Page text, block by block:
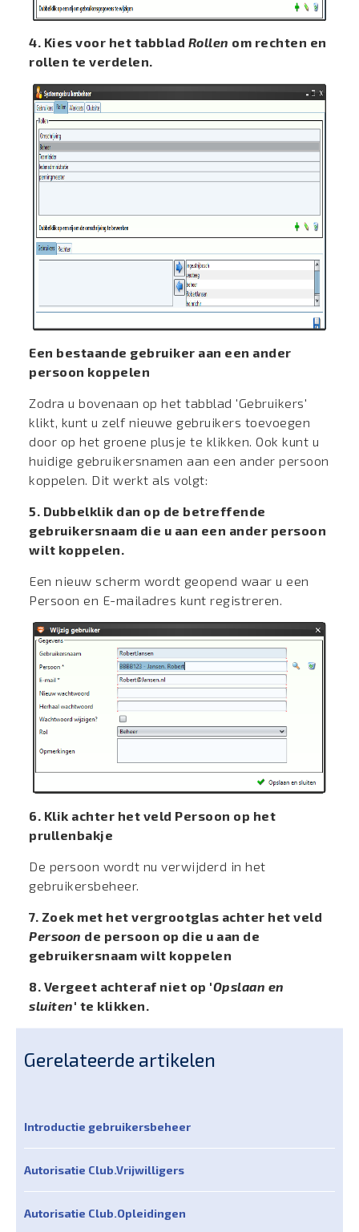
4. Kies voor het tabblad Rollen om rechten en
rollen te verdelen.
Een bestaande gebruiker aan een ander
persoon koppelen
Zodra u bovenaan op het tabblad 'Gebruikers'
klikt, kunt u zelf nieuwe gebruikers toevoegen
door op het groene plusje te klikken. Ook kunt u
huidige gebruikersnamen aan een ander persoon
koppelen. Dit werkt als volgt:
5. Dubbelklik dan op de betreffende
gebruikersnaam die u aan een ander persoon
wilt koppelen.
Een nieuw scherm wordt geopend waar u een
Persoon en E-mailadres kunt registreren.
6. Klik achter het veld Persoon op het
prullenbakje
De persoon wordt nu verwijderd in het
gebruikersbeheer.
7. Zoek met het vergrootglas achter het veld
Persoon de persoon op die u aan de
gebruikersnaam wilt koppelen
8. Vergeet achteraf niet op 'Opslaan en
sluiten' te klikken.
Gerelateerde artikelen
Introductie gebruikersbeheer
Autorisatie Club.Vrijwilligers
Autorisatie Club.Opleidingen